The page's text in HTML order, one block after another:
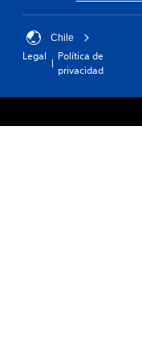
Chile
Legal
Política de
privacidad